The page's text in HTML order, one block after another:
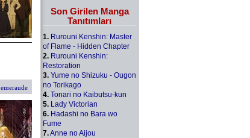
emeraude
Son Girilen Manga
Tanıtımları
1. Rurouni Kenshin: Master
of Flame - Hidden Chapter
2. Rurouni Kenshin:
Restoration
3. Yume no Shizuku - Ougon
no Torikago
4. Tonari no Kaibutsu-kun
5. Lady Victorian
6. Hadashi no Bara wo
Fume
7.Anne no Aijou